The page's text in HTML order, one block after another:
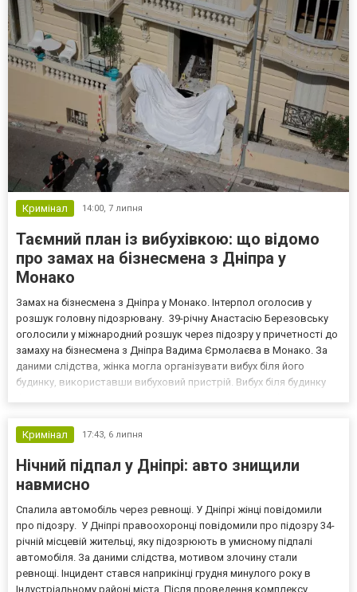
Кримінал 14:00, 7 липня
Таємний план із вибухівкою: що відомо
про замах на бізнесмена з Дніпра у
Монако
Замах на бізнесмена з Дніпра у Монако. Інтерпол оголосив у
розшук головну підозрювану. 39-річну Анастасію Березовську
оголосили у міжнародний розшук через підозру у причетності до
замаху на бізнесмена з Дніпра Вадима Єрмолаєва в Монако. За
даними слідства, жінка могла організувати вибух біля його
будинку, використавши вибуховий пристрій. Вибух біля будинку
Кримінал
17:43, 6 липня
Нічний підпал у Дніпрі: авто знищили
навмисно
Спалила автомобіль через ревнощі. У Дніпрі жінці повідомили
про підозру. У Дніпрі правоохоронці повідомили про підозру 34-
річній місцевій жительці, яку підозрюють в умисному підпалі
автомобіля. За даними слідства, мотивом злочину стали
ревнощі. Інцидент стався наприкінці грудня минулого року в
Індустріальному районі міста. Після проведення комплексу